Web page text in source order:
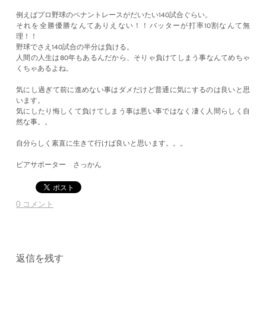
例えばプロ野球のペナントレースがだいたい140試合ぐらい。
それを全勝優勝なんてありえない！！バッターが打率10割なんて無
理！！
野球でさえ140試合の半分は負ける。
人間の人生は80年もあるんだから、そりゃ負けてしまう事なんてめちゃ
くちゃあるよね。
気にし過ぎて前に進めない事はダメだけど普通に気にするのは良いと思
います。
気にしたり悔しくて負けてしまう事は悪い事ではなく凄く人間らしく自
然な事。。
自分らしく素直に生きて行けば良いと思います。。。
ピアサポーター さっかん
0 コメント
返信を残す